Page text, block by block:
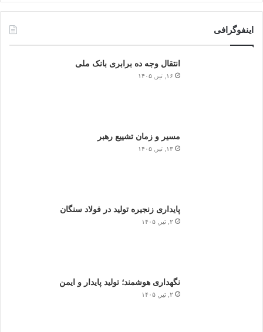
اینفوگرافی
انتقال وجه ده برابری بانک ملی
۱۶, تیر, ۱۴۰۵
مسیر و زمان تشییع رهبر
۱۳, تیر, ۱۴۰۵
پایداری زنجیره تولید در فولاد سنگان
۲, تیر, ۱۴۰۵
نگهداری هوشمند؛ تولید پایدار و ایمن
۲, تیر, ۱۴۰۵